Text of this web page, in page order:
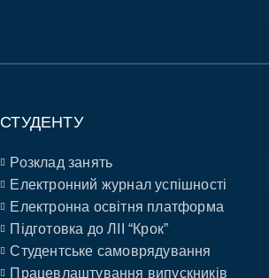
СТУДЕНТУ
Розклад занять
Електронний журнал успішності
Електронна освітня платформа
Підготовка до ЛІІ “Крок”
Студентське самоврядування
Працевлаштування випускників